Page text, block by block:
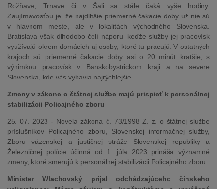
Rožňave, Trnave či v Šali sa stále čaká vyše hodiny.
Zaujímavosťou je, že najdlhšie priemerné čakacie doby už nie sú
v hlavnom meste, ale v lokalitách východného Slovenska.
Bratislava však dlhodobo čelí náporu, keďže služby jej pracovísk
využívajú okrem domácich aj osoby, ktoré tu pracujú. V ostatných
krajoch sú priemerné čakacie doby asi o 20 minút kratšie, s
výnimkou pracovísk v Banskobystrickom kraji a na severe
Slovenska, kde vás vybavia najrýchlejšie.
Zmeny v zákone o štátnej službe majú prispieť k personálnej
stabilizácii Policajného zboru
25. 07. 2023 - Novela zákona č. 73/1998 Z. z. o štátnej službe
príslušníkov Policajného zboru, Slovenskej informačnej služby,
Zboru väzenskej a justičnej stráže Slovenskej republiky a
Železničnej polície účinná od 1. júla 2023 prináša významné
zmeny, ktoré smerujú k personálnej stabilizácii Policajného zboru.
Minister Wlachovský prijal odchádzajúceho čínskeho